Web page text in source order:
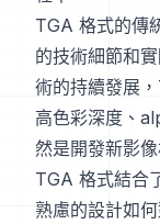
TGA 格式的傳
的技術細節和
術的持續發展
高色彩深度、
然是開發新影
TGA 格式結合
熟慮的設計如